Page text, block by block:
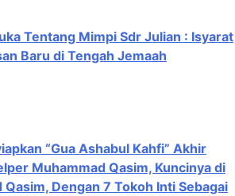
Tentang Mimpi Sdr Julian : Isyarat
Baru di Tengah Jemaah
Muhammad Qasim, Kuncinya di
Dengan 7 Tokoh Inti Sebagai